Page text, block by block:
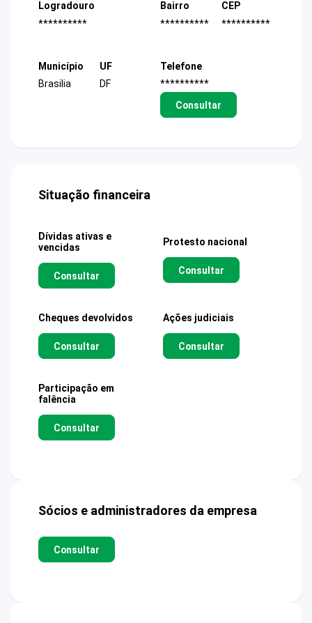
Logradouro
**********
Bairro
**********
CEP
**********
Município
Brasilia
UF
DF
Telefone
**********
Consultar
Situação financeira
Dívidas ativas e
vencidas
Consultar
Protesto nacional
Consultar
Cheques devolvidos
Consultar
Ações judiciais
Consultar
Participação em
falência
Consultar
Sócios e administradores da empresa
Consultar